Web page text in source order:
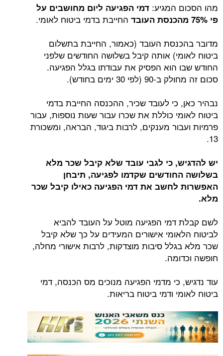
מהו הסכום המגיע: דמי הפגיעה ליום מחושבים על
פי 75% מהכנסת העובד
החייבת בדמי ביטוח לאומי.
מדובר בהכנסת העובד (כאמור, החייבת בתשלום
ביטוח לאומי) אותה קיבל בשלושה החודשים שלפני
החודש שבו הוא הפסיק את עבודתו בגלל הפגיעה.
סכום זה מחולק ב-90 (לפי 30 ימים בחודש).
נבהיר כאן, כי לעובד שכיר, ההכנסה החייבת בדמי
ביטוח לאומי כוללת את שכרו עבור שעות נוספות, עבור
פרמיות ועבור מענקים, לרבות ביגוד, הבראה, ומשכורת
13.
יש להדגיש, כי לגבי עובד שלא קיבל שכר מלא
בשלושה החודשים שקדמו לפגיעה, תיבחן
האפשרות לחשב את דמי הפגיעה כאילו קיבל שכר
מלא.
לשם קבלת דמי הפגיעה מוטל על העובד להביא
לביטוח הלאומי אישורים המעידים על כך שלא קיבל
שכר מלא בגלל סיבות מוצדקות, לרבות אישורי מחלה,
חופשה וכדומה.
עוד נדגיש, כי מדמי הפגיעה מנוכים מס הכנסה, דמי
ביטוח לאומי ודמי ביטוח בריאות.